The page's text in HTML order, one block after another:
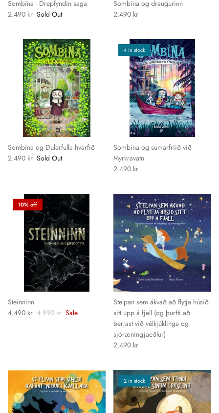
Sombína - Drepfyndin saga
2.490 kr Sold Out
Sombína og draugurinn
2.490 kr
Sombína og Dularfulla hvarfið
2.490 kr Sold Out
4 in stock
Sombína og sumarfríið við
Myrkravatn
2.490 kr
10% off
Steinninn
4.490 kr 4.990 kr Sale
Stelpan sem ákvað að flytja húsið
sitt upp á fjall (og þurfti að
berjast við vélkjúklinga og
sjóræningjaeðlur)
2.490 kr
2 in stock